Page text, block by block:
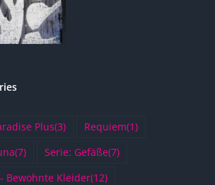
Plus(3) Requiem(1)
(7) Serie: Gefäße(7)
Bewohnte Kleider(12)